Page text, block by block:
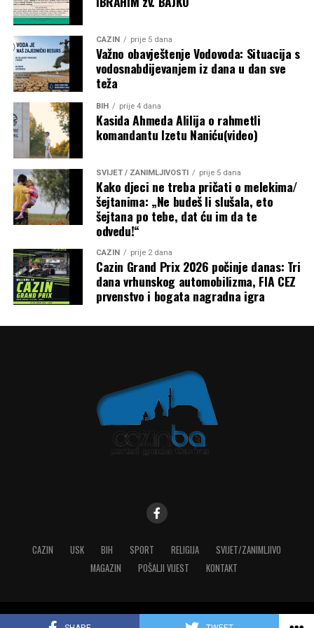
Share
Share
Tweet Share
CAZIN prije 5 dana
Važno obavještenje Vodovoda: Situacija s
vodosnabdijevanjem iz dana u dan sve
teža
BIH prije 4 dana
Kasida Ahmeda Alilija o rahmetli
komandantu Izetu Naniću(video)
SVIJET / ZANIMLJIVOSTI prije 5 dana
Kako djeci ne treba pričati o melekima/
šejtanima: „Ne budeš li slušala, eto
šejtana po tebe, dat ću im da te
odvedu!“
CAZIN prije 2 dana
Cazin Grand Prix 2026 počinje danas: Tri
dana vrhunskog automobilizma, FIA CEZ
prvenstvo i bogata nagradna igra
CAZIN USK BIH SPORT RELIGIJA
SVIJET/ZANIMLJIVO
MAGAZIN
POŠALJI VIJEST KONTAKT
Copyright © 2023 MediaONE